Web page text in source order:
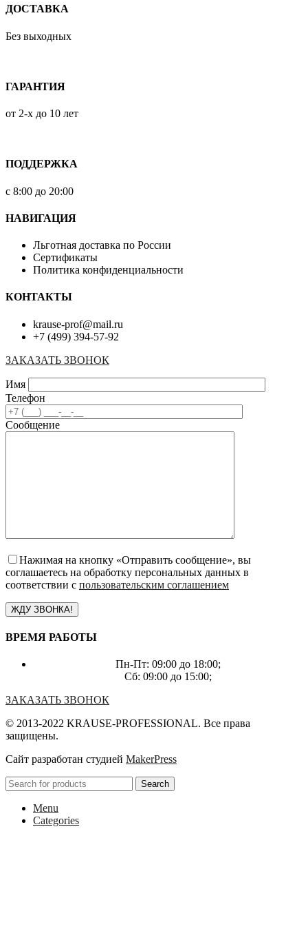
ДОСТАВКА
Без выходных
ГАРАНТИЯ
от 2-х до 10 лет
ПОДДЕРЖКА
с 8:00 до 20:00
НАВИГАЦИЯ
Льготная доставка по России
Сертификаты
Политика конфиденциальности
КОНТАКТЫ
krause-prof@mail.ru
+7 (499) 394-57-92
ЗАКАЗАТЬ ЗВОНОК
Имя
Телефон
Сообщение
Нажимая на кнопку «Отправить сообщение», вы
соглашаетесь на обработку персональных данных в
соответствии с пользовательским соглашением
ВРЕМЯ РАБОТЫ
Пн-Пт: 09:00 до 18:00;
Сб: 09:00 до 15:00;
ЗАКАЗАТЬ ЗВОНОК
© 2013-2022 KRAUSE-PROFESSIONAL. Все права
защищены.
Сайт разработан студией MakerPress
Search
Menu
Categories